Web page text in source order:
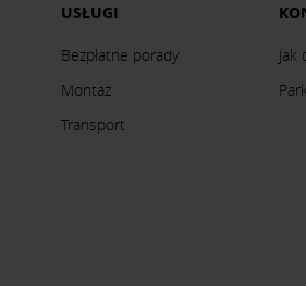
USŁUGI
Bezpłatne porady
Montaż
Transport
Jak